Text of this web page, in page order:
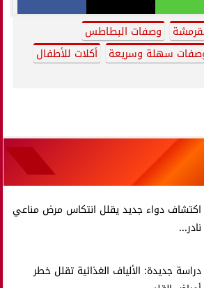
وصفات البطاطس
سهلة وسريعة
أكلات للأطفال
اكتشاف دواء جديد يقلل انتكاس مرض مناعي
نادر...
دراسة جديدة: الألياف الغذائية تقلل خطر